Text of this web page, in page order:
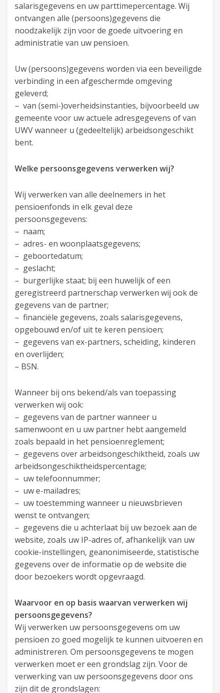
salarisgegevens en uw parttimepercentage. Wij
ontvangen alle (persoons)gegevens die
noodzakelijk zijn voor de goede uitvoering en
administratie van uw pensioen.
Uw (persoons)gegevens worden via een beveiligde
verbinding in een afgeschermde omgeving
geleverd;
– van (semi-)overheidsinstanties, bijvoorbeeld uw
gemeente voor uw actuele adresgegevens of van
UWV wanneer u (gedeeltelijk) arbeidsongeschikt
bent.
Welke persoonsgegevens verwerken wij?
Wij verwerken van alle deelnemers in het
pensioenfonds in elk geval deze
persoonsgegevens:
– naam;
– adres- en woonplaatsgegevens;
– geboortedatum;
– geslacht;
– burgerlijke staat; bij een huwelijk of een
geregistreerd partnerschap verwerken wij ook de
gegevens van de partner;
– financiële gegevens, zoals salarisgegevens,
opgebouwd en/of uit te keren pensioen;
– gegevens van ex-partners, scheiding, kinderen
en overlijden;
– BSN.
Wanneer bij ons bekend/als van toepassing
verwerken wij ook:
– gegevens van de partner wanneer u
samenwoont en u uw partner hebt aangemeld
zoals bepaald in het pensioenreglement;
– gegevens over arbeidsongeschiktheid, zoals uw
arbeidsongeschiktheidspercentage;
– uw telefoonnummer;
– uw e-mailadres;
– uw toestemming wanneer u nieuwsbrieven
wenst te ontvangen;
– gegevens die u achterlaat bij uw bezoek aan de
website, zoals uw IP-adres of, afhankelijk van uw
cookie-instellingen, geanonimiseerde, statistische
gegevens over de informatie op de website die
door bezoekers wordt opgevraagd.
Waarvoor en op basis waarvan verwerken wij
persoonsgegevens?
Wij verwerken uw persoonsgegevens om uw
pensioen zo goed mogelijk te kunnen uitvoeren en
administreren. Om persoonsgegevens te mogen
verwerken moet er een grondslag zijn. Voor de
verwerking van uw persoonsgegevens door ons
zijn dit de grondslagen: